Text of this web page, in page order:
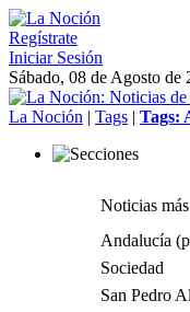
Regístrate
Iniciar Sesión
Sábado, 08 de Agosto de
La Noción | Tags | Tags:
Noticias
Andalucía
Sociedad
San Pedro